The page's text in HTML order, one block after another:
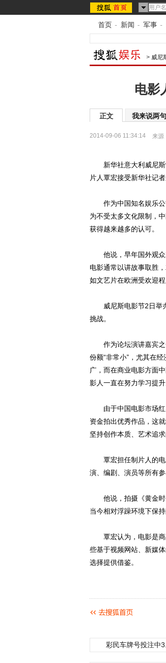
首页 - 新闻 - 军事 -
> 威尼
电影
正文 我来说两句
2014-09-06 11:34:14 来源
新华社意大利威尼斯9
片人覃宏接受新华社记
作为中国知名娱乐公
为不受太多文化限制，
获得越来越多的认可。
他说，早年国外观众
电影通常以讲故事取胜
如文艺片在欧洲受欢迎程
威尼斯电影节2日举办
挑战。
作为论坛演讲嘉宾之
份额“非常小”，尤其在
广，而在商业电影方面
影人一直在努力学习提升
由于中国电影市场红
资金拍出优秀作品，这
坚持创作本质、艺术追求
覃宏担任制片人的电
演、编剧、演员等所有
他说，拍摄《黄金时
当今相对浮躁环境下保
覃宏认为，电影是商
些基于视频网站、新媒
选择提供借鉴。
彩民车牌号投注中